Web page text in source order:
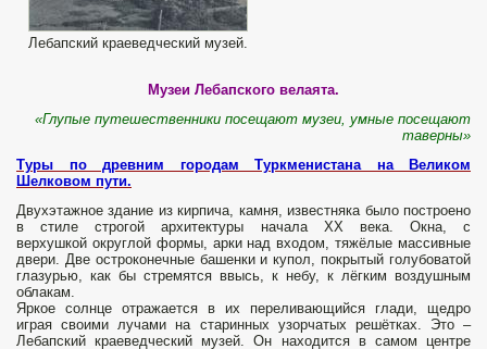
Лебапский краеведческий музей.
Музеи Лебапского велаята.
«Глупые путешественники посещают музеи, умные посещают
таверны»
Туры по древним городам Туркменистана на Великом
Шелковом пути.
Двухэтажное здание из кирпича, камня, известняка было построено
в стиле строгой архитектуры начала ХХ века. Окна, c
верхушкой округлой формы, арки над входом, тяжёлые массивные
двери. Две остроконечные башенки и купол, покрытый голубоватой
глазурью, как бы стремятся ввысь, к небу, к лёгким воздушным
облакам.
Яркое солнце отражается в их перели­вающийся глади, щедро
играя своими лучами на старинных узорчатых решётках. Это –
Лебапский краеведческий музей. Он находится в самом центре